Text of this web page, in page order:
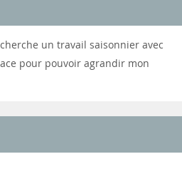
un travail saisonnier avec
pour pouvoir agrandir mon